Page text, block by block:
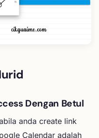
Dengan Betul
anda create link
Calendar adalah